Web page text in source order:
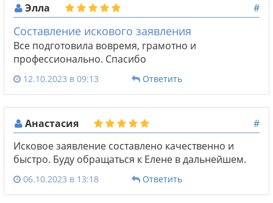
Элла #
Составление искового заявления
Все подготовила вовремя, грамотно и
профессионально. Спасибо
12.10.2023 в 09:13 Ответить
Анастасия
#
Исковое заявление составлено качественно и
быстро. Буду обращаться к Елене в дальнейшем.
06.10.2023 в 13:18 Ответить